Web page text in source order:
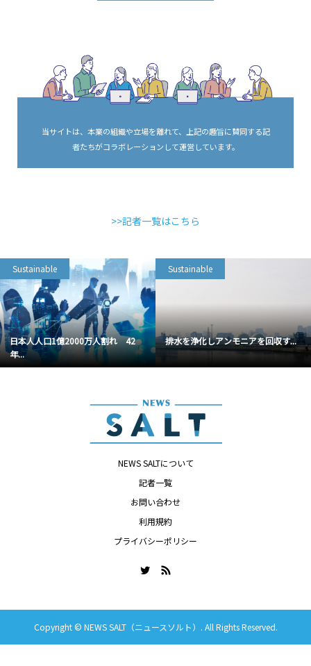
当サイトは、本業の組織や立場を離れて、上記の趣旨に賛同する記
者たちがコラボレーションして運営しています。
>>記者一覧はこちら
Sustainable
日本人人口1億2000万人割れ 42
年...
Sustainable
排水を浄化しアンモニアを回収す...
NEWS SALTについて
記者一覧
お問い合わせ
利用規約
プライバシーポリシー
Copyright © NEWS SALT（ニュースソルト）. All Rights Reserved.